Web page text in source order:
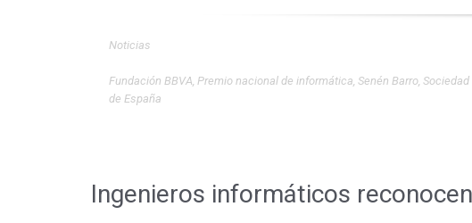
Noticias
Fundación BBVA, Premio nacional de informática, Senén Barro,
de España
Ingenieros informáticos